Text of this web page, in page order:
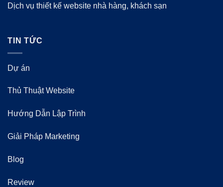
Dịch vụ thiết kế website nhà hàng, khách sạn
TIN TỨC
Dự án
Thủ Thuật Website
Hướng Dẫn Lập Trình
Giải Pháp Marketing
Blog
Review